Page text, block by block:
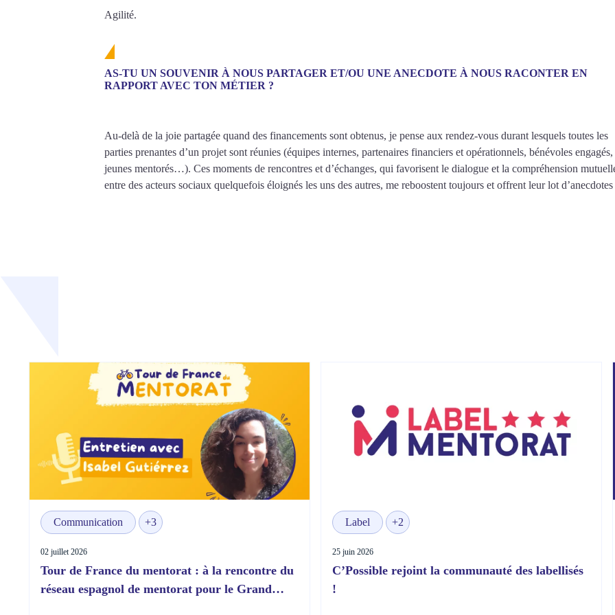
Agilité.
AS-TU UN SOUVENIR À NOUS PARTAGER ET/OU UNE ANECDOTE À NOUS RACONTER EN
RAPPORT AVEC TON MÉTIER ?
Au-delà de la joie partagée quand des financements sont obtenus, je pense aux rendez-vous durant lesquels toutes les
parties prenantes d’un projet sont réunies (équipes internes, partenaires financiers et opérationnels, bénévoles engagés,
jeunes mentorés…). Ces moments de rencontres et d’échanges, qui favorisent le dialogue et la compréhension
entre des acteurs sociaux quelquefois éloignés les uns des autres, me reboostent toujours et offrent leur lot
Communication +3
02 juillet 2026
Tour de France du mentorat : à la rencontre du
réseau espagnol de mentorat pour le Grand
Label +2
25 juin 2026
C’Possible rejoint la communauté des labellisés
!